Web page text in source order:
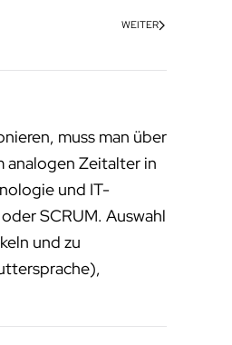
WEITER
muss man über
analogen Zeitalter in
und IT-
SCRUM. Auswahl
und zu